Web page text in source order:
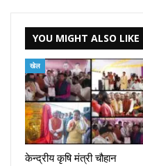
YOU MIGHT ALSO LIKE
खेल
केन्द्रीय कृषि मंत्री चौहान